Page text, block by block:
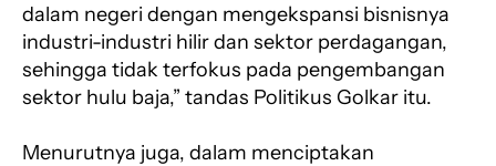
dalam negeri dengan mengekspansi bisnisnya
industri-industri hilir dan sektor perdagangan,
sehingga tidak terfokus pada pengembangan
sektor hulu baja,” tandas Politikus Golkar itu.
Menurutnya juga, dalam menciptakan